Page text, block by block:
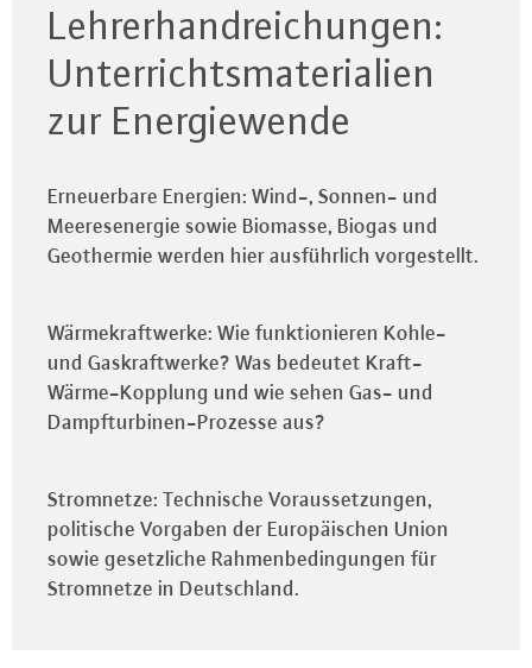
Lehrerhandreichungen:
Unterrichtsmaterialien
zur Energiewende
Erneuerbare Energien: Wind-, Sonnen- und
Meeresenergie sowie Biomasse, Biogas und
Geothermie werden hier ausführlich vorgestellt.
Wärmekraftwerke: Wie funktionieren Kohle-
und Gaskraftwerke? Was bedeutet Kraft-
Wärme-Kopplung und wie sehen Gas- und
Dampfturbinen-Prozesse aus?
Stromnetze: Technische Voraussetzungen,
politische Vorgaben der Europäischen Union
sowie gesetzliche Rahmenbedingungen für
Stromnetze in Deutschland.